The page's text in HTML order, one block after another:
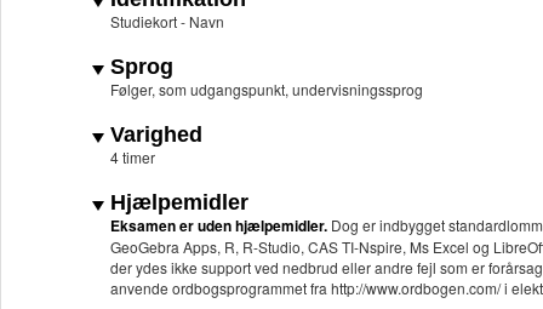
Studiekort - Navn
Sprog
Følger, som udgangspunkt, undervisningssprog
Varighed
4 timer
Hjælpemidler
Eksamen er uden hjælpemidler. Dog er indbygget
GeoGebra Apps, R, R-Studio, CAS TI-Nspire, Ms Excel og
der ydes ikke support ved nedbrud eller andre fejl som er
anvende ordbogsprogrammet fra http://www.ordbogen.com/ i